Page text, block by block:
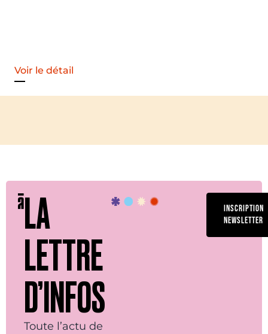
Voir le détail
LA
LETTRE
D’INFOS
Toute l’actu de
INSCRIPTION
NEWSLETTER